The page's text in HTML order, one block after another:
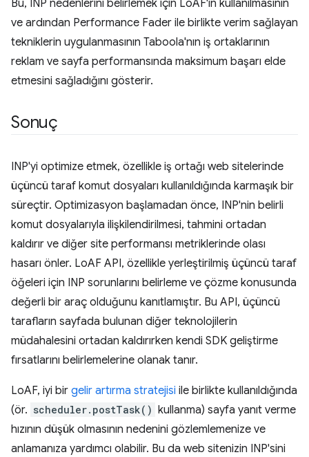
Bu, INP nedenlerini belirlemek için LoAF'ın kullanılmasının
ve ardından Performance Fader ile birlikte verim sağlayan
tekniklerin uygulanmasının Taboola'nın iş ortaklarının
reklam ve sayfa performansında maksimum başarı elde
etmesini sağladığını gösterir.
Sonuç
INP'yi optimize etmek, özellikle iş ortağı web sitelerinde
üçüncü taraf komut dosyaları kullanıldığında karmaşık bir
süreçtir. Optimizasyon başlamadan önce, INP'nin belirli
komut dosyalarıyla ilişkilendirilmesi, tahmini ortadan
kaldırır ve diğer site performansı metriklerinde olası
hasarı önler. LoAF API, özellikle yerleştirilmiş üçüncü taraf
öğeleri için INP sorunlarını belirleme ve çözme konusunda
değerli bir araç olduğunu kanıtlamıştır. Bu API, üçüncü
tarafların sayfada bulunan diğer teknolojilerin
müdahalesini ortadan kaldırırken kendi SDK geliştirme
fırsatlarını belirlemelerine olanak tanır.
LoAF, iyi bir gelir artırma stratejisi ile birlikte kullanıldığında
(ör. scheduler.postTask() kullanma) sayfa yanıt verme
hızının düşük olmasının nedenini gözlemlemenize ve
anlamanıza yardımcı olabilir. Bu da web sitenizin INP'sini